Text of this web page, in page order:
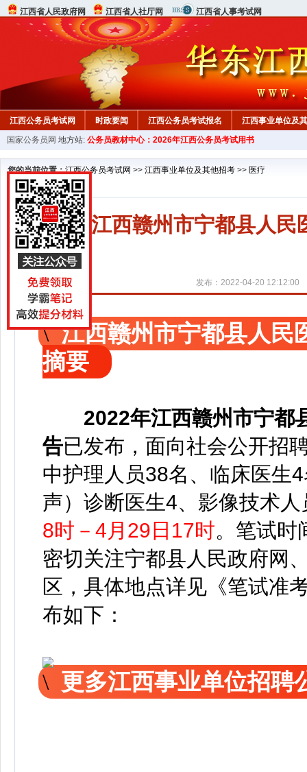
江西省人民政府网 江西省人社厅网 江西省人事考试网
江西公务员考试网 时政要闻 江西公务员考试报名 江西事业单位及
行测真题 在线咨询 教材中心
国家公务员网 地方站: 公务员教材中心：2026年江西公务员考试用书
您的当前位置：江西公务员考试网 >> 江西事业单位及其他招考 >> 医疗
2022江西赣州市宁都县人民
发布：2022-04-20 12:12:00
江西赣州市宁都县人民
摘要
2022年江西赣州市宁都
告已发布， 面向社会公开招
中护理人员38名、临床医生
声）诊断医生4、影像技术人
8时－4月29日17时。 笔试时
密切关注宁都县人民政府网
区，具体地点详见《笔试准
布如下：
更多江西事业单位招聘